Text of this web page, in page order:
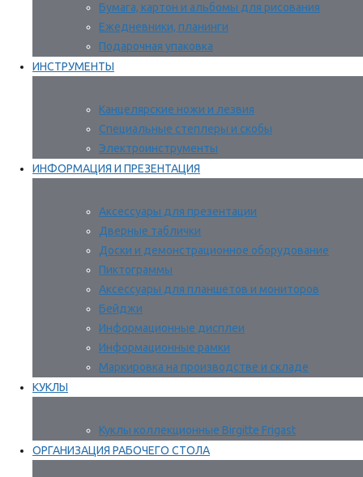
Бумага, картон и альбомы для рисования
Ежедневники, планинги
Подарочная упаковка
ИНСТРУМЕНТЫ
Канцелярские ножи и лезвия
Специальные степлеры и скобы
Электроинструменты
ИНФОРМАЦИЯ И ПРЕЗЕНТАЦИЯ
Аксессуары для презентации
Дверные таблички
Доски и демонстрационное оборудование
Пиктограммы
Аксессуары для планшетов и мониторов
Бейджи
Информационные дисплеи
Информационные рамки
Маркировка на производстве и складе
КУКЛЫ
Куклы коллекционные Birgitte Frigast
ОРГАНИЗАЦИЯ РАБОЧЕГО СТОЛА